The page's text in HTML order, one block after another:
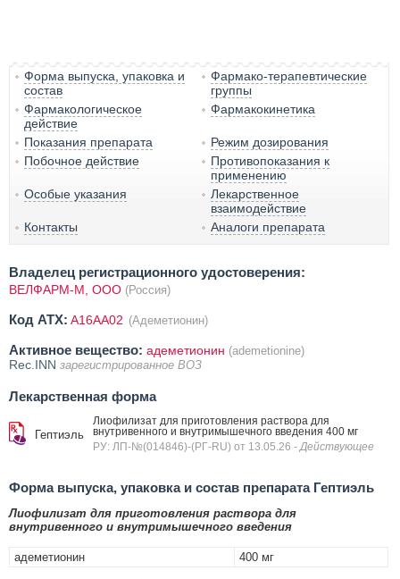
Форма выпуска, упаковка и
состав
Фармако-терапевтические
группы
Фармакологическое
действие
Фармакокинетика
Показания препарата
Режим дозирования
Побочное действие
Противопоказания к
применению
Особые указания
Лекарственное
взаимодействие
Контакты
Аналоги препарата
Владелец регистрационного удостоверения:
ВЕЛФАРМ-М, ООО (Россия)
Код ATX: A16AA02 (Адеметионин)
Активное вещество: адеметионин (ademetionine)
Rec.INN зарегистрированное ВОЗ
Лекарственная форма
Гептиэль
Лиофилизат для приготовления раствора для
внутривенного и внутримышечного введения 400 мг
РУ: ЛП-№(014846)-(РГ-RU) от 13.05.26 - Действующее
Форма выпуска, упаковка и состав препарата Гептиэль
Лиофилизат для приготовления раствора для
внутривенного и внутримышечного введения
адеметионин 400 мг